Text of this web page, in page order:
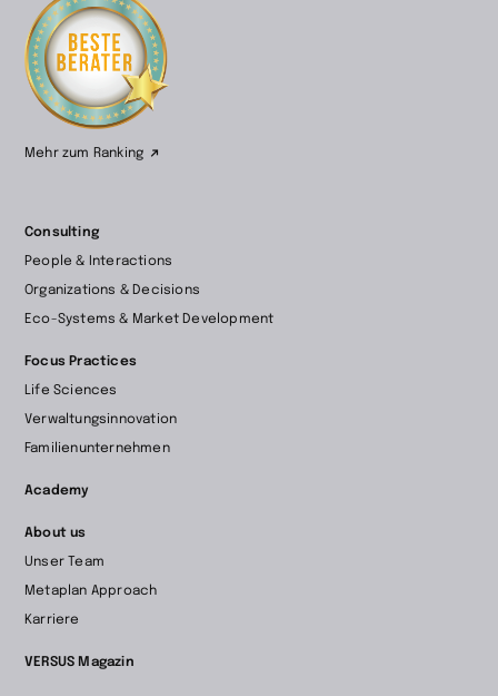
Startseite
wechseln
Mehr zum Ranking
Consulting
People & Interactions
Organizations & Decisions
Eco-Systems & Market Development
Focus Practices
Life Sciences
Verwaltungsinnovation
Familienunternehmen
Academy
About us
Unser Team
Metaplan Approach
Karriere
VERSUS Magazin